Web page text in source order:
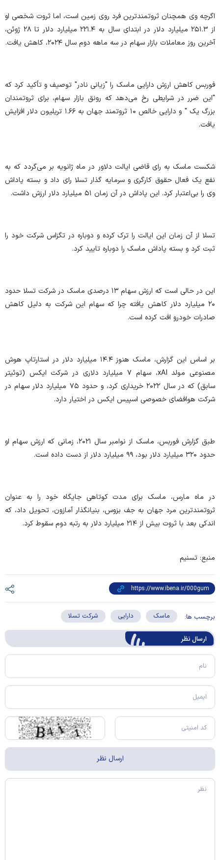
اگرچه وی همچنان ثروتمندترین فرد روی زمین است، اما ثروت شخصی او
از ۲۵۱.۳ میلیارد دلار در ابتدای سال به ۲۲۱.۴ میلیارد دلار تا ۲۸ ژوئن،
آخرین روز معاملات بازار سهام در سه ماهه دوم سال ۲۰۲۴، کاهش یافت.
فوربس کاهش ارزش دارایی ماسک را "زیانی نادر" توصیف و تأکید کرد که
"این ضرر در شرایطی رخ می‌دهد که رونق بازار سهام، برای ثروتمندان
بزرگ یک " و دارایی خالص ۱۰ ثروتمند جهان به ۱.۶۶ تریلیون دلار افزایش
یافت.
شکست ماسک به رای قاضی ایالت دلاور در ماه ژانویه بر می‌گردد که به
نفع یک فعال حقوق کارگری و سرمایه گذار تسلا رای داد و بسته پاداش
وی را بی‌اعتبار کرد. این پاداش در آن زمان ۵۱ میلیارد دلار ارزش داشت.
تسلا از آن زمان این ایالت را ترک کرده و دوباره در تگزاس شرکت خود را
ثبت کرد و بسته پاداش ماسک را دوباره تایید کرد.
این در حالی است که ارزش سهام ۱۳ درصدی ماسک در شرکت تسلا حدود
۲۰ میلیارد دلار کاهش یافته چرا که سهام این شرکت به دلیل کاهش
صادرات خودرو افت کرده است.
بر اساس این گزارش، ماسک هنوز ۱۴.۴ میلیارد دلار در استارتاپ هوش
مصنوعی مولد xAI، سهام ۷ میلیارد دلاری در شرکت ایکس (توئیتر
سابق) که در سال ۲۰۲۲ خریداری کرد، و حدود ۷۵ میلیارد دلار سهام در
شرکت هوافضای خصوصی اسپیس ایکس در اختیار دارد.
طبق گزارش فوربس، ماسک از نوامبر سال ۲۰۲۱، زمانی که ارزش سهام او
حدود ۳۲۰ میلیارد دلار بود، ۹۹ میلیارد دلار از دست داده است.
در ماه مارس، ماسک برای مدت کوتاهی جایگاه خود را به عنوان
ثروتمندترین مرد جهان به جف بزوس، بنیانگذار آمازون، تحویل داد، که
اندکی بعد با ثروت بیش از ۲۱۴ میلیارد دلار به رتبه دوم سقوط کرد.
منبع: تسنیم
برچسب ها: ماسک دارایی شرکت تسلا
ارسال‌ نظر